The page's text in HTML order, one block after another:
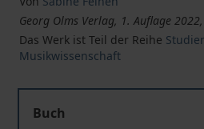
Georg Olms Verlag, 1. Auflage
Das Werk ist Teil der Reihe
Musikwissenschaft
Buch